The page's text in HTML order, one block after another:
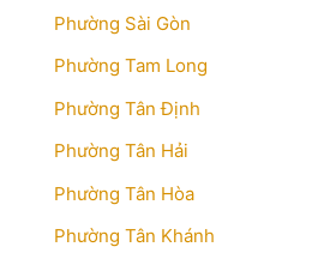
Phường Sài Gòn
Phường Tam Long
Phường Tân Định
Phường Tân Hải
Phường Tân Hòa
Phường Tân Khánh